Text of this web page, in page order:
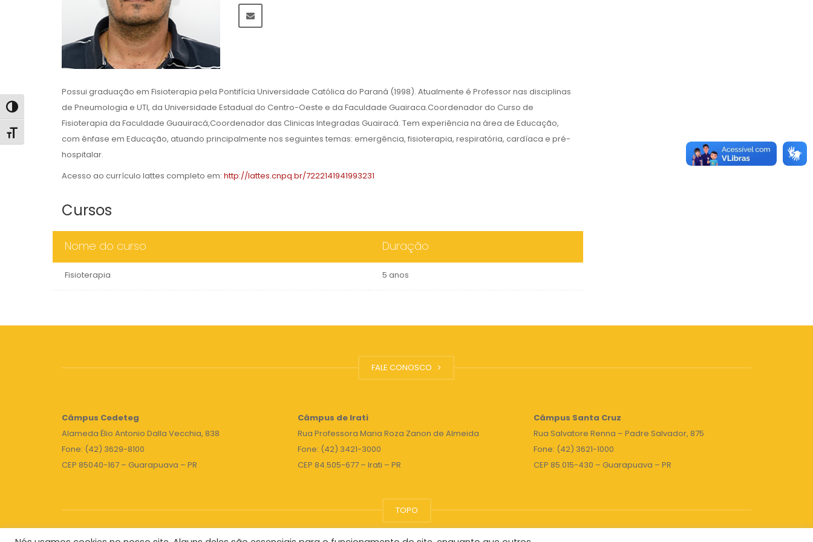
Alternar alto contraste
Alternar tamanho da fonte
Possui graduação em Fisioterapia pela Pontifícia Universidade Católica do Paraná (1998). Atualmente é Professor nas disciplinas
de Pneumologia e UTI, da Universidade Estadual do Centro-Oeste e da Faculdade Guairaca.Coordenador do Curso de
Fisioterapia da Faculdade Guauiracá,Coordenador das Clinicas Integradas Guairacá. Tem experiência na área de Educação,
com ênfase em Educação, atuando principalmente nos seguintes temas: emergência, fisioterapia, respiratória, cardíaca e pré-
hospitalar.
Acesso ao currículo lattes completo em: http://lattes.cnpq.br/7222141941993231
Cursos
Nome do curso Duração
Fisioterapia 5 anos
FALE CONOSCO
Câmpus Cedeteg
Alameda Élio Antonio Dalla Vecchia, 838
Fone: (42) 3629-8100
CEP 85040-167 – Guarapuava – PR
Câmpus de Irati
Rua Professora Maria Roza Zanon de Almeida
Fone: (42) 3421-3000
CEP 84.505-677 – Irati – PR
Câmpus Santa Cruz
Rua Salvatore Renna – Padre Salvador, 875
Fone: (42) 3621-1000
CEP 85.015-430 – Guarapuava – PR
TOPO